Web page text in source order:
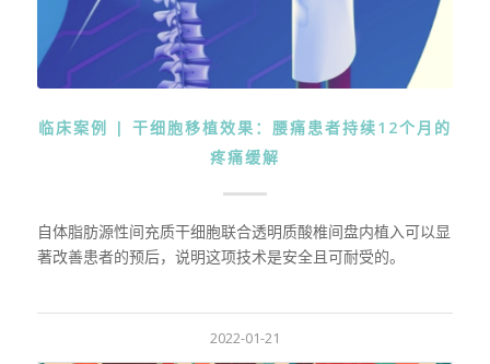
临床案例 | 干细胞移植效果：腰痛患者持续12个月的
疼痛缓解
自体脂肪源性间充质干细胞联合透明质酸椎间盘内植入可以显
著改善患者的预后，说明这项技术是安全且可耐受的。
2022-01-21